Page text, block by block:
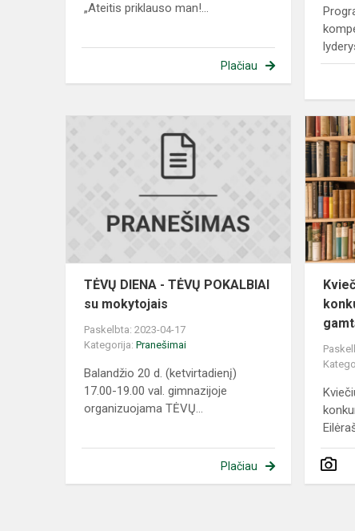
„Ateitis priklauso man!...
Plačiau
TĖVŲ
DIENA
TĖVŲ
POKALBIAI
mokytojais
TĖVŲ DIENA - TĖVŲ POKALBIAI
su mokytojais
Paskelbta: 2023-04-17
Kategorija: Pranešimai
Balandžio 20 d. (ketvirtadienį)
17.00-19.00 val. gimnazijoje
organizuojama TĖVŲ...
Plačiau